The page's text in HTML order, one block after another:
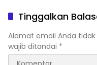
Tinggalkan
Alamat email Anda tidak
wajib ditandai *